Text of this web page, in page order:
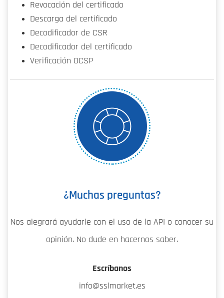
Revocación del certificado
Descarga del certificado
Decodificador de CSR
Decodificador del certificado
Verificación OCSP
¿Muchas preguntas?
Nos alegrará ayudarle con el uso de la API o conocer su
opinión. No dude en hacernos saber.
Escríbanos
info@sslmarket.es